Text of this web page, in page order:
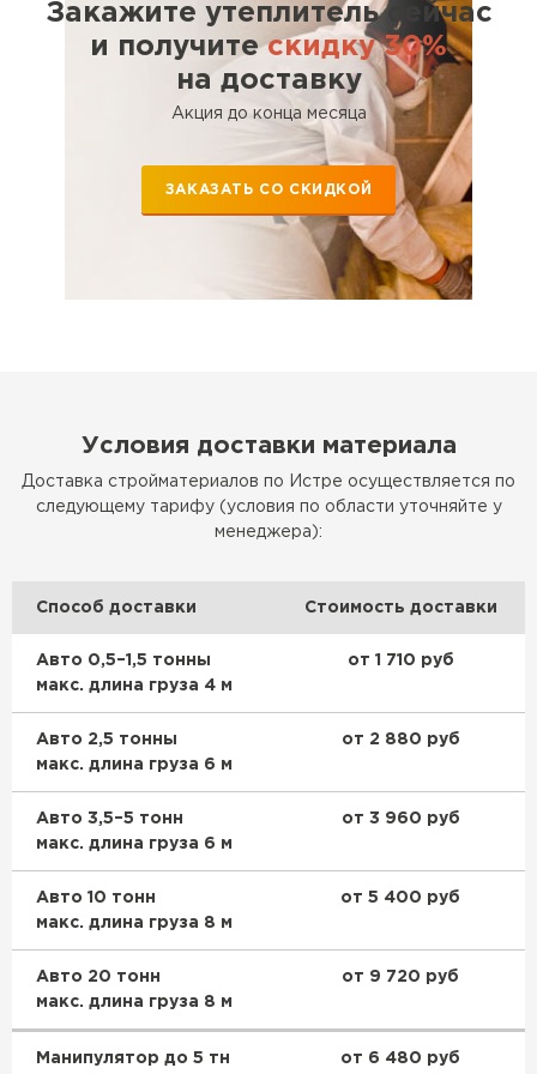
Закажите утеплитель сейчас
и получитескидку 30%
на доставку
Акция до конца месяца
ЗАКАЗАТЬ СО СКИДКОЙ
Условия доставки материала
Доставка стройматериалов по Истре осуществляется по
следующему тарифу (условия по области уточняйте у
менеджера):
Способ доставки Стоимость доставки
Авто 0,5–1,5 тонны
макс. длина груза 4 м
от 1 710 руб
Авто 2,5 тонны
макс. длина груза 6 м
от 2 880 руб
Авто 3,5–5 тонн
макс. длина груза 6 м
от 3 960 руб
Авто 10 тонн
макс. длина груза 8 м
от 5 400 руб
Авто 20 тонн
макс. длина груза 8 м
от 9 720 руб
Манипулятор до 5 тн от 6 480 руб
Утеплитель Эковер
ПЕРЕЙТИ
Утеплитель Тимплэкс
ПЕРЕЙТИ
Утеплитель Изовол
ПЕРЕЙТИ
Утеплитель Термит
ПЕРЕЙТИ
Утеплитель Изомин
Рулонная кровля Брит
ПЕРЕЙТИ
Утеплитель Knauf
Утеплитель Термит
Утеплитель Ruspanel
Утеплитель Брит
Утеплитель Xotpipe